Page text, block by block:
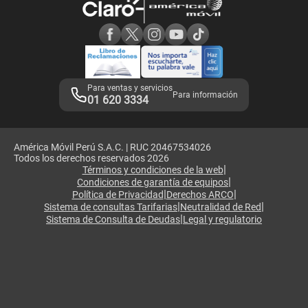
Adquirientes iPhone 6, 6S y SE
Mensaje de Seguridad
Términos y Condiciones de Tienda Claro
Libro de Reclamaciones
Legales de marketplace
Para ventas y servicios
01 620 3334 Para información
América Móvil Perú S.A.C. | RUC 20467534026
Todos los derechos reservados 2026
Términos y condiciones de la web|
Condiciones de garantía de equipos|
Política de Privacidad|Derechos ARCO|
Sistema de consultas Tarifarias|Neutralidad de Red|
Sistema de Consulta de Deudas|Legal y regulatorio